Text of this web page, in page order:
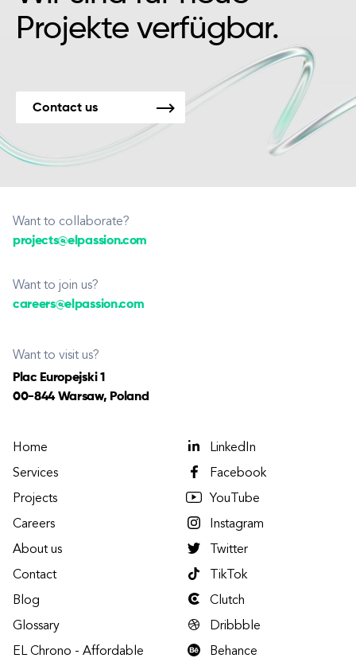
Projekte verfügbar.
Contact us
Want to collaborate?
projects@elpassion.com
Want to join us?
careers@elpassion.com
Want to visit us?
Plac Europejski 1
00-844 Warsaw, Poland
Home
Services
Projects
Careers
About us
Contact
Blog
Glossary
EL Chrono - Affordable
LinkedIn
Facebook
YouTube
Instagram
Twitter
TikTok
Clutch
Dribbble
Behance